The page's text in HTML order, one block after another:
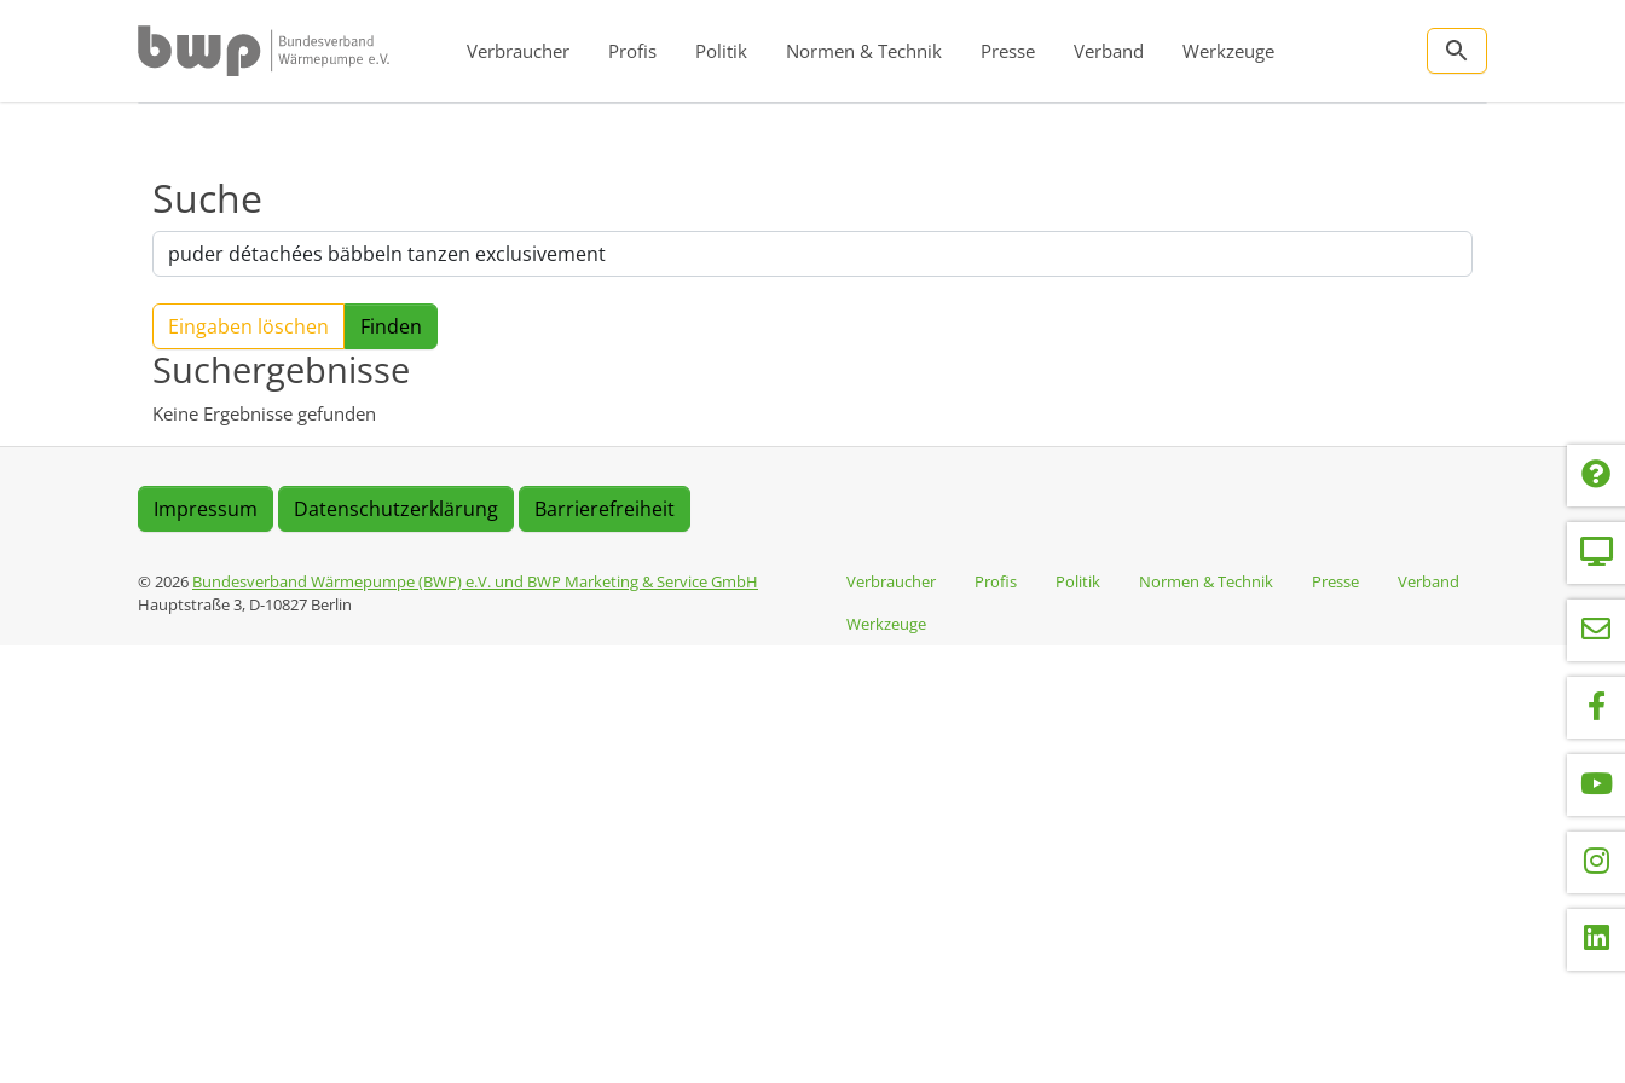
Verbraucher
Profis Politik Normen & Technik Presse Verband Werkzeuge
Suche
Eingaben löschen
Suchergebnisse
Keine Ergebnisse gefunden
Impressum Datenschutzerklärung Barrierefreiheit
© 2026 Bundesverband Wärmepumpe (BWP) e.V. und BWP Marketing & Service GmbH
Hauptstraße 3, D-10827 Berlin
Verbraucher Profis Politik Normen & Technik Presse
Verband
Werkzeuge